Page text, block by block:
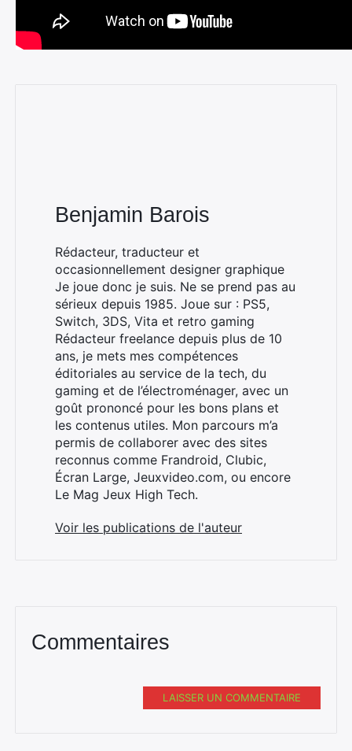
Benjamin Barois
Rédacteur, traducteur et
occasionnellement designer graphique
Je joue donc je suis. Ne se prend pas au
sérieux depuis 1985. Joue sur : PS5,
Switch, 3DS, Vita et retro gaming
Rédacteur freelance depuis plus de 10
ans, je mets mes compétences
éditoriales au service de la tech, du
gaming et de l’électroménager, avec un
goût prononcé pour les bons plans et
les contenus utiles. Mon parcours m’a
permis de collaborer avec des sites
reconnus comme Frandroid, Clubic,
Écran Large, Jeuxvideo.com, ou encore
Le Mag Jeux High Tech.
Voir les publications de l'auteur
Commentaires
LAISSER UN COMMENTAIRE
Rechercher
: